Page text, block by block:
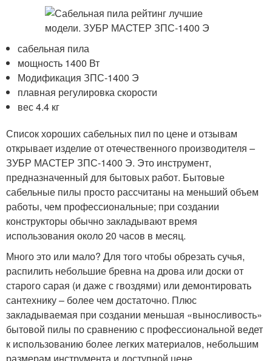
сабельная пила
мощность 1400 Вт
Модификация ЗПС-1400 Э
плавная регулировка скорости
вес 4.4 кг
Список хороших сабельных пил по цене и отзывам
открывает изделие от отечественного производителя –
ЗУБР МАСТЕР ЗПС-1400 Э. Это инструмент,
предназначенный для бытовых работ. Бытовые
сабельные пилы просто рассчитаны на меньший объем
работы, чем профессиональные; при создании
конструкторы обычно закладывают время
использования около 20 часов в месяц.
Много это или мало? Для того чтобы обрезать сучья,
распилить небольшие бревна на дрова или доски от
старого сарая (и даже с гвоздями) или демонтировать
сантехнику – более чем достаточно. Плюс
закладываемая при создании меньшая «выносливость»
бытовой пилы по сравнению с профессиональной ведет
к использованию более легких материалов, небольшим